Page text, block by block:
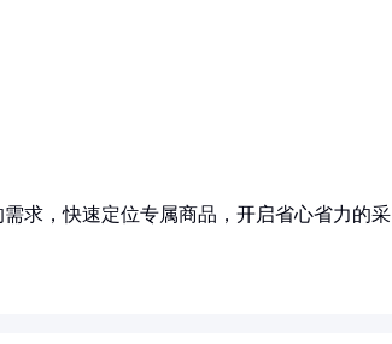
求，快速定位专属商品，开启省心省力的采